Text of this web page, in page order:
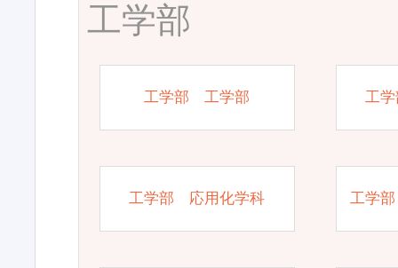
工学部
工学部 工学部 工
工学部 応用化学科 工学